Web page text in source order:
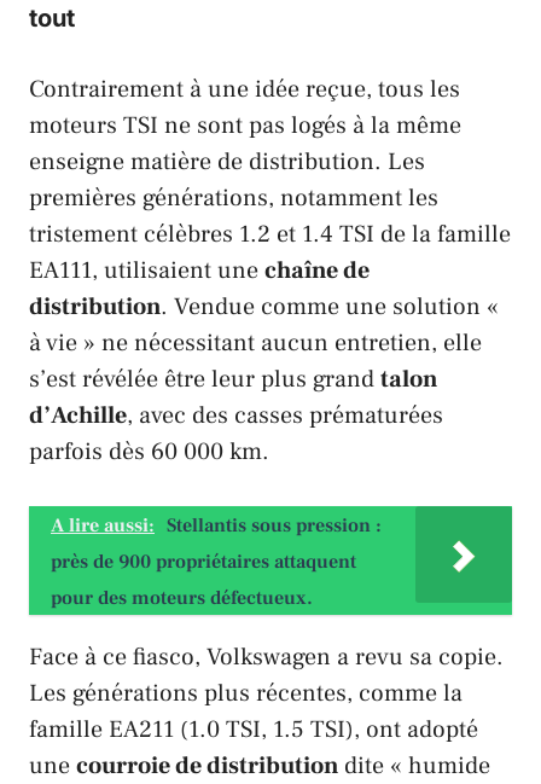
tout
Contrairement à une idée reçue, tous les
moteurs TSI ne sont pas logés à la même
enseigne matière de distribution. Les
premières générations, notamment les
tristement célèbres 1.2 et 1.4 TSI de la famille
EA111, utilisaient unechaîne de
distribution. Vendue comme une solution «
à vie » ne nécessitant aucun entretien, elle
s’est révélée être leur plus grandtalon
d’Achille, avec des casses prématurées
parfois dès 60 000 km.
A lire aussi: Stellantis sous pression :
près de 900 propriétaires attaquent
pour des moteurs défectueux.
Face à ce fiasco, Volkswagen a revu sa copie.
Les générations plus récentes, comme la
famille EA211 (1.0TSI, 1.5 TSI), ont adopté
unecourroie de distribution dite « humide